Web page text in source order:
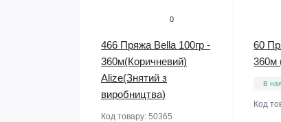
0
466 Пряжа Bella 100гр -
360м(Коричневий)
Alize(Знятий з
виробництва)
Код товару: 50365
60
360м
В
Код